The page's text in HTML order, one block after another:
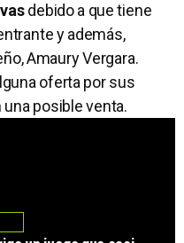
debido a que tiene
y además,
Amaury Vergara.
oferta por sus
posible venta.